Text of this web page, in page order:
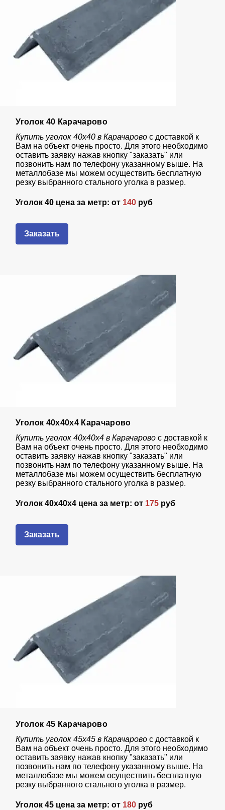
Уголок 40 Карачарово
Купить уголок 40х40 в Карачаровос доставкой к
Вам на объект очень просто. Для этого необходимо
оставить заявку нажав кнопку "заказать" или
позвонить нам по телефону указанному выше. На
металлобазе мы можем осуществить бесплатную
резку выбранного стального уголка в размер.
Уголок 40 цена за метр: от 140 руб
Заказать
Уголок 40х40х4 Карачарово
Купить уголок 40х40х4 в Карачаровос доставкой к
Вам на объект очень просто. Для этого необходимо
оставить заявку нажав кнопку "заказать" или
позвонить нам по телефону указанному выше. На
металлобазе мы можем осуществить бесплатную
резку выбранного стального уголка в размер.
Уголок 40х40х4 цена за метр: от 175 руб
Заказать
Уголок 45 Карачарово
Купить уголок 45х45 в Карачаровос доставкой к
Вам на объект очень просто. Для этого необходимо
оставить заявку нажав кнопку "заказать" или
позвонить нам по телефону указанному выше. На
металлобазе мы можем осуществить бесплатную
резку выбранного стального уголка в размер.
Уголок 45 цена за метр: от 180 руб